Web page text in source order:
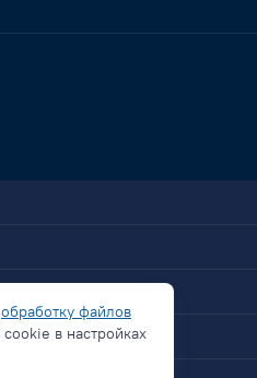
обработку файлов
в настройках